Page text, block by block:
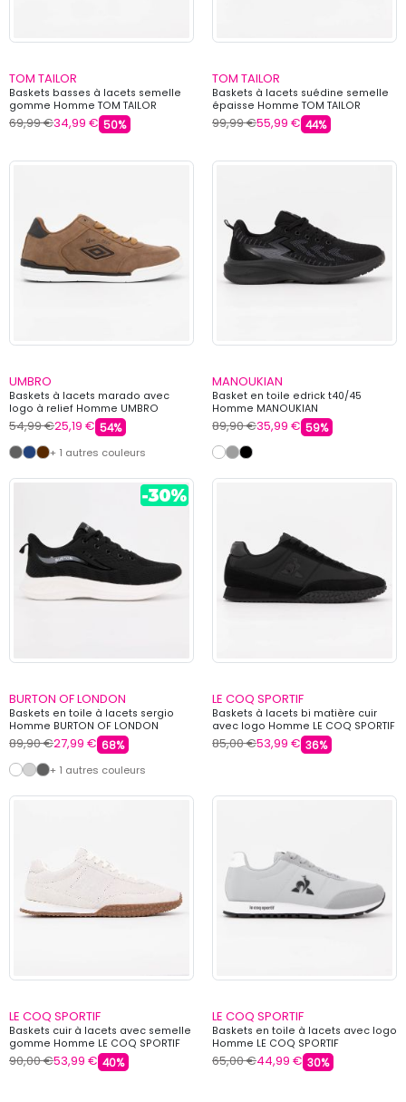
TOM TAILOR
Baskets basses à lacets semelle
gomme Homme TOM TAILOR
69,99 €34,99 € 50%
TOM TAILOR
Baskets à lacets suédine semelle
épaisse Homme TOM TAILOR
99,99 €55,99 € 44%
UMBRO
Baskets à lacets marado avec
logo à relief Homme UMBRO
54,99 €25,19 € 54%
+ 1 autres couleurs
MANOUKIAN
Basket en toile edrick t40/45
Homme MANOUKIAN
89,90 €35,99 € 59%
BURTON OF LONDON
Baskets en toile à lacets sergio
Homme BURTON OF LONDON
89,90 €27,99 € 68%
+ 1 autres couleurs
LE COQ SPORTIF
Baskets à lacets bi matière cuir
avec logo Homme LE COQ SPORTIF
85,00 €53,99 € 36%
LE COQ SPORTIF
Baskets cuir à lacets avec semelle
gomme Homme LE COQ SPORTIF
90,00 €53,99 € 40%
LE COQ SPORTIF
Baskets en toile à lacets avec logo
Homme LE COQ SPORTIF
65,00 €44,99 € 30%